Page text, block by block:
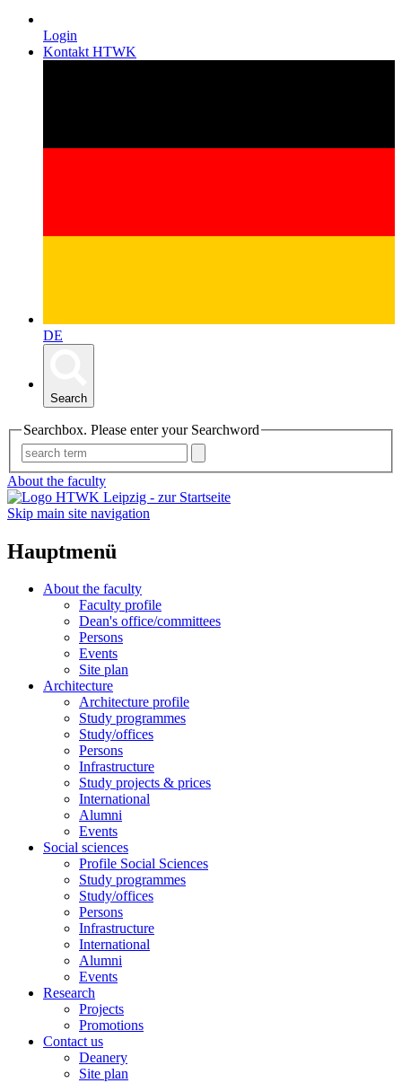
Login
Kontakt HTWK
DE
Search
Searchbox. Please enter your Searchword
About the faculty
Skip main site navigation
Hauptmenü
About the faculty
Faculty profile
Dean's office/committees
Persons
Events
Site plan
Architecture
Architecture profile
Study programmes
Study/offices
Persons
Infrastructure
Study projects & prices
International
Alumni
Events
Social sciences
Profile Social Sciences
Study programmes
Study/offices
Persons
Infrastructure
International
Alumni
Events
Research
Projects
Promotions
Contact us
Deanery
Site plan